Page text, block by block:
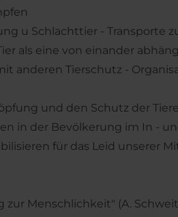
u Schlachttier - Transporte
als eine von einander
anderen Tierschutz -
und den Schutz der
in der Bevölkerung im In -
für das Leid unserer
zur Menschlichkeit" (A.